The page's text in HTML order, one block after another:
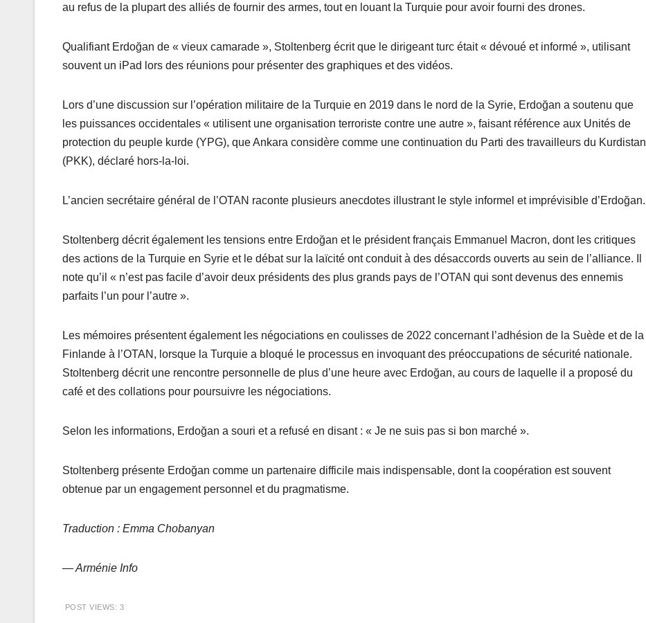
au refus de la plupart des alliés de fournir des armes, tout en louant la Turquie pour avoir fourni des drones.
Qualifiant Erdoğan de « vieux camarade », Stoltenberg écrit que le dirigeant turc était « dévoué et informé », utilisant
souvent un iPad lors des réunions pour présenter des graphiques et des vidéos.
Lors d’une discussion sur l’opération militaire de la Turquie en 2019 dans le nord de la Syrie, Erdoğan a soutenu que
les puissances occidentales « utilisent une organisation terroriste contre une autre », faisant référence aux Unités de
protection du peuple kurde (YPG), que Ankara considère comme une continuation du Parti des travailleurs du Kurdistan
(PKK), déclaré hors-la-loi.
L’ancien secrétaire général de l’OTAN raconte plusieurs anecdotes illustrant le style informel et imprévisible d’Erdoğan.
Stoltenberg décrit également les tensions entre Erdoğan et le président français Emmanuel Macron, dont les critiques
des actions de la Turquie en Syrie et le débat sur la laïcité ont conduit à des désaccords ouverts au sein de l’alliance. Il
note qu’il « n’est pas facile d’avoir deux présidents des plus grands pays de l’OTAN qui sont devenus des ennemis
parfaits l’un pour l’autre ».
Les mémoires présentent également les négociations en coulisses de 2022 concernant l’adhésion de la Suède et de la
Finlande à l’OTAN, lorsque la Turquie a bloqué le processus en invoquant des préoccupations de sécurité nationale.
Stoltenberg décrit une rencontre personnelle de plus d’une heure avec Erdoğan, au cours de laquelle il a proposé du
café et des collations pour poursuivre les négociations.
Selon les informations, Erdoğan a souri et a refusé en disant : « Je ne suis pas si bon marché ».
Stoltenberg présente Erdoğan comme un partenaire difficile mais indispensable, dont la coopération est souvent
obtenue par un engagement personnel et du pragmatisme.
Traduction : Emma Chobanyan
— Arménie Info
POST VIEWS: 3